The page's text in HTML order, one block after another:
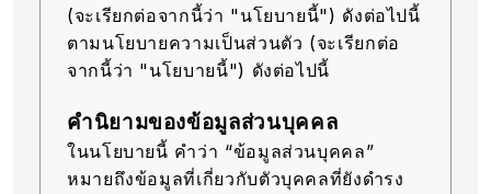
(จะเรียกต่อจากนี้ว่า "นโยบายนี้") ดังต่อไปนี้
ตามนโยบายความเป็นส่วนตัว (จะเรียกต่อ
จากนี้ว่า "นโยบายนี้") ดังต่อไปนี้
คำนิยามของข้อมูลส่วนบุคคล
ในนโยบายนี้ คำว่า “ข้อมูลส่วนบุคคล”
หมายถึงข้อมูลที่เกี่ยวกับตัวบุคคลที่ยังดำรง